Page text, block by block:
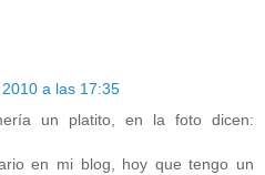
a las 17:35
un platito, en la foto dicen:
en mi blog, hoy que tengo un